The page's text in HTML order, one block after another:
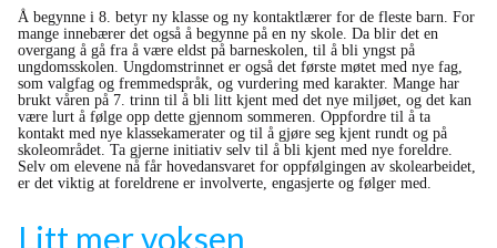
Å begynne i 8. betyr ny klasse og ny kontaktlærer for de fleste barn. For
mange innebærer det også å begynne på en ny skole. Da blir det en
overgang å gå fra å være eldst på barneskolen, til å bli yngst på
ungdomsskolen. Ungdomstrinnet er også det første møtet med nye fag,
som valgfag og fremmedspråk, og vurdering med karakter. Mange har
brukt våren på 7. trinn til å bli litt kjent med det nye miljøet, og det kan
være lurt å følge opp dette gjennom sommeren. Oppfordre til å ta
kontakt med nye klassekamerater og til å gjøre seg kjent rundt og på
skoleområdet. Ta gjerne initiativ selv til å bli kjent med nye foreldre.
Selv om elevene nå får hovedansvaret for oppfølgingen av skolearbeidet,
er det viktig at foreldrene er involverte, engasjerte og følger med.
Litt mer voksen